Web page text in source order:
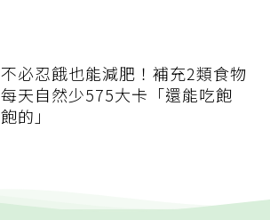
不必忍餓也能減肥！補充2類食物
每天自然少575大卡「還能吃飽
飽的」